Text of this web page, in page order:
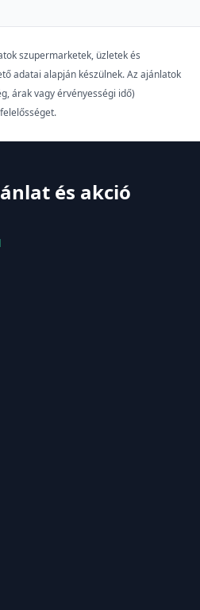
szupermarketek, üzletek és
adatai alapján készülnek. Az ajánlatok
árak vagy érvényességi idő)
és akció